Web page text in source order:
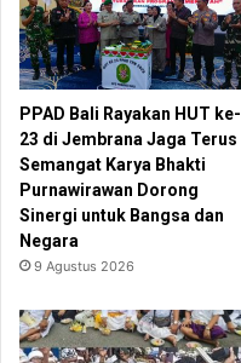
PPAD Bali Rayakan HUT ke-
23 di Jembrana Jaga Terus
Semangat Karya Bhakti
Purnawirawan Dorong
Sinergi untuk Bangsa dan
Negara
9 Agustus 2026